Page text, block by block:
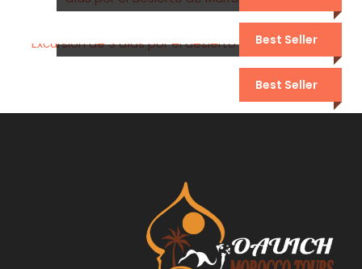
Best Seller
EXCURSIÓN DE 3 DÍAS DE
MARRAKECH A FES
Best Seller
EXCURSIÓN DE 3 DÍAS POR EL
DESIERTO DE MARRAKECH A